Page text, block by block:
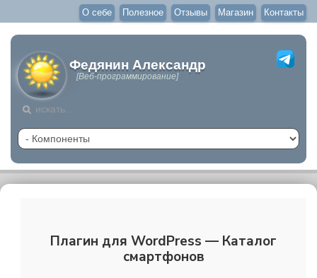
О себе Полезное Отзывы Магазин Контакты
Федянин Александр
[Веб-программирование]
Плагин для WordPress — Каталог
смартфонов